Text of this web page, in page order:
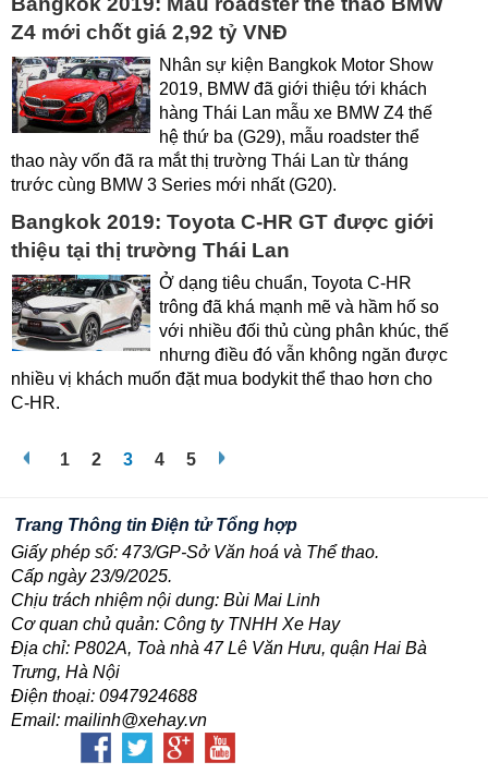
Z4 mới chốt giá 2,92 tỷ VNĐ
Nhân sự kiện Bangkok Motor Show
2019, BMW đã giới thiệu tới khách
hàng Thái Lan mẫu xe BMW Z4 thế
hệ thứ ba (G29), mẫu roadster thể
thao này vốn đã ra mắt thị trường Thái Lan từ tháng
trước cùng BMW 3 Series mới nhất (G20).
Bangkok 2019: Toyota C-HR GT được giới
thiệu tại thị trường Thái Lan
Ở dạng tiêu chuẩn, Toyota C-HR
trông đã khá mạnh mẽ và hầm hố so
với nhiều đối thủ cùng phân khúc, thế
nhưng điều đó vẫn không ngăn được
nhiều vị khách muốn đặt mua bodykit thể thao hơn cho
C-HR.
1 2 3 4 5
Trang Thông tin Điện tử Tổng hợp
Giấy phép số: 473/GP-Sở Văn hoá và Thể thao.
Cấp ngày 23/9/2025.
Chịu trách nhiệm nội dung: Bùi Mai Linh
Cơ quan chủ quản: Công ty TNHH Xe Hay
Địa chỉ: P802A, Toà nhà 47 Lê Văn Hưu, quận Hai Bà
Trưng, Hà Nội
Điện thoại: 0947924688
Email: mailinh@xehay.vn